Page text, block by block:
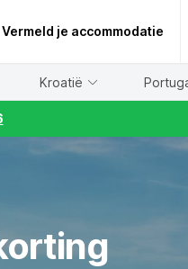
Vermeld je accommodatie
Kroatië